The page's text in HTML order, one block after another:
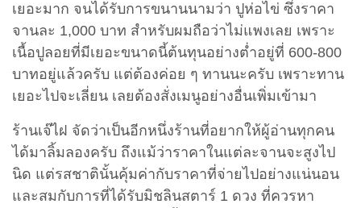
เยอะมาก จนได้รับการขนานนามว่า ปูห่อไข่ ซึ่งราคา
จานละ 1,000 บาท สำหรับผมถือว่าไม่แพงเลย เพราะ
เนื้อปูลอยที่มีเยอะขนาดนี้ต้นทุนอย่างต่ำอยู่ที่ 600-800
บาทอยู่แล้วครับ แต่ต้องค่อย ๆ ทานนะครับ เพราะทาน
เยอะไปจะเลี่ยน เลยต้องสั่งเมนูอย่างอื่นเพิ่มเข้ามา
ร้านเจ๊ไฝ จัดว่าเป็นอีกหนึ่งร้านที่อยากให้ผู้อ่านทุกคน
ได้มาลิ้มลองครับ ถึงแม้ว่าราคาในแต่ละจานจะสูงไป
นิด แต่รสชาตินั้นคุ้มค่ากับราคาที่จ่ายไปอย่างแน่นอน
และสมกับการที่ได้รับมิชลินสตาร์ 1 ดวง ที่ควรหา